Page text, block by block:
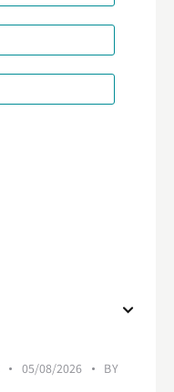
05/08/2026
BY